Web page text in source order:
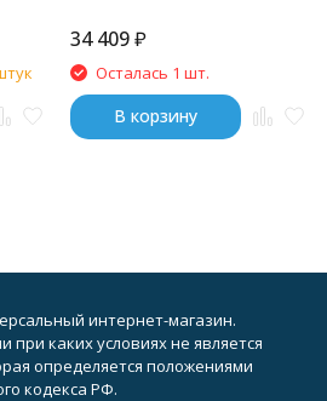
34 409 ₽
Осталась 1 шт.
В корзину
интернет-магазин.
каких условиях не является
определяется положениями
кодекса РФ.